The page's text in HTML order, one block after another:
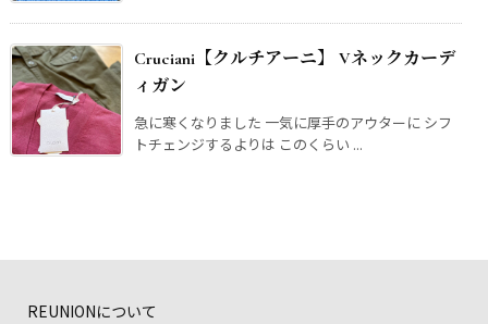
Cruciani【クルチアーニ】 Vネックカーデ
ィガン
急に寒くなりました 一気に厚手のアウターに シフ
トチェンジするよりは このくらい ...
REUNIONについて